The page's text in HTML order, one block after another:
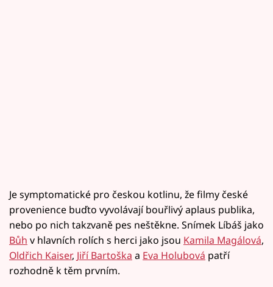
Je symptomatické pro českou kotlinu, že filmy české
provenience buďto vyvolávají bouřlivý aplaus publika,
nebo po nich takzvaně pes neštěkne. Snímek Líbáš jako
Bůh v hlavních rolích s herci jako jsou Kamila Magálová,
Oldřich Kaiser, Jiří Bartoška a Eva Holubová patří
rozhodně k těm prvním.